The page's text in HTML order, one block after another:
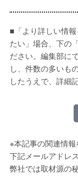
■「より詳しい情
たい」場合、下の
ださい。編集部に
し、件数の多いも
したうえで、詳細
※本記事の関連情
下記メールアドレ
弊社では取材源の